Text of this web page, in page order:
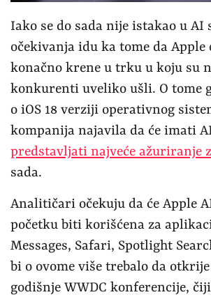
Iako se do sada nije istakao u AI
očekivanja idu ka tome da Apple
konačno krene u trku u koju su
konkurenti uveliko ušli. O tome
o iOS 18 verziji operativnog
kompanija najavila da će imati
predstavljati najveće ažuriranje
sada.
Analitičari očekuju da će Apple
početku biti korišćena za
Messages, Safari, Spotlight
bi o ovome više trebalo da
godišnje WWDC konferencije,